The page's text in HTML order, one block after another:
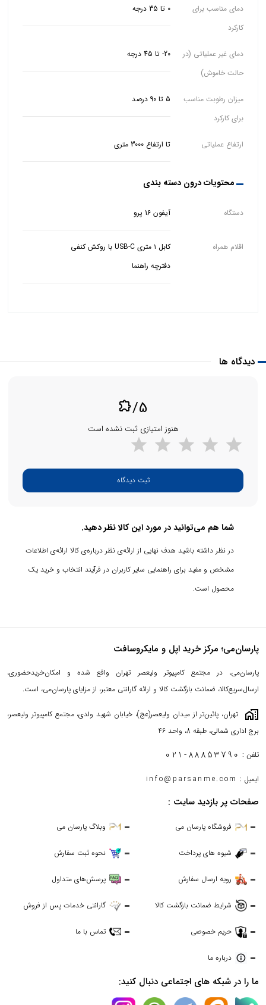
دمای مناسب برای
کارکرد
0 تا 35 درجه
دمای غیر عملیاتی (در
حالت خاموش)
20- تا 45 درجه
میزان رطوبت مناسب
برای کارکرد
5 تا 90 درصد
ارتفاع عملیاتی تا ارتفاع 3000 متری
محتویات درون دسته بندی
دستگاه آیفون 16 پرو
اقلام همراه
دفترچه راهنما
دیدگاه ها
extension/5
هنوز امتیازی ثبت نشده است
ثبت دیدگاه
شما هم می‌توانید در مورد این کالا نظر دهید.
در نظر داشته باشید هدف نهایی از ارائه‌ی نظر درباره‌ی کالا ارائه‌ی اطلاعات
مشخص و مفید برای راهنمایی سایر کاربران در فرآیند انتخاب و خرید یک
محصول است.
پارسان‌می؛ مرکز خرید اپل و مایکروسافت
پارسان‌می، در مجتمع کامپیوتر ولیعصر تهران واقع شده و امکان‌خریدحضوری،
ارسال‌سریع‌کالا، ضمانت بازگشت کالا و ارائه گارانتی معتبر، از مزایای پارسان‌می، است.
maps_home_work
تهران، پائین‌تر از میدان ولیعصر(عج)، خیابان شهید ولدی، مجتمع کامپیوتر ولیعصر،
برج اداری شمالی، طبقه 8، واحد 46
تلفن : 021-88853790
ایمیل : info@parsanme.com
صفحات پر بازدید سایت :
فروشگاه پارسان می وبلاگ پارسان می
شیوه های پرداخت نحوه ثبت سفارش
رویه ارسال سفارش پرسش‌های متداول
شرایط ضمانت بازگشت کالا گارانتی خدمات پس از فروش
حریم خصوصی تماس با ما
درباره ما
ما را در شبکه های اجتماعی دنبال کنید: